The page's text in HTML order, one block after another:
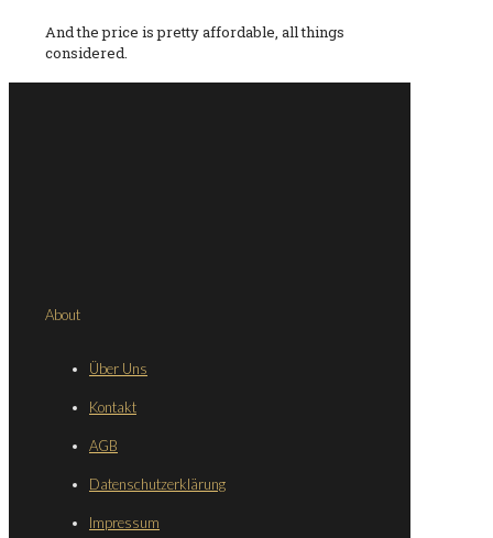
And the price is pretty affordable, all things
considered.
About
Über Uns
Kontakt
AGB
Datenschutzerklärung
Impressum